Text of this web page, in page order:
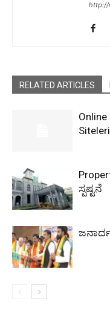
http://
RELATED ARTICLES
ಸ್ಪಷ್ಟನೆ